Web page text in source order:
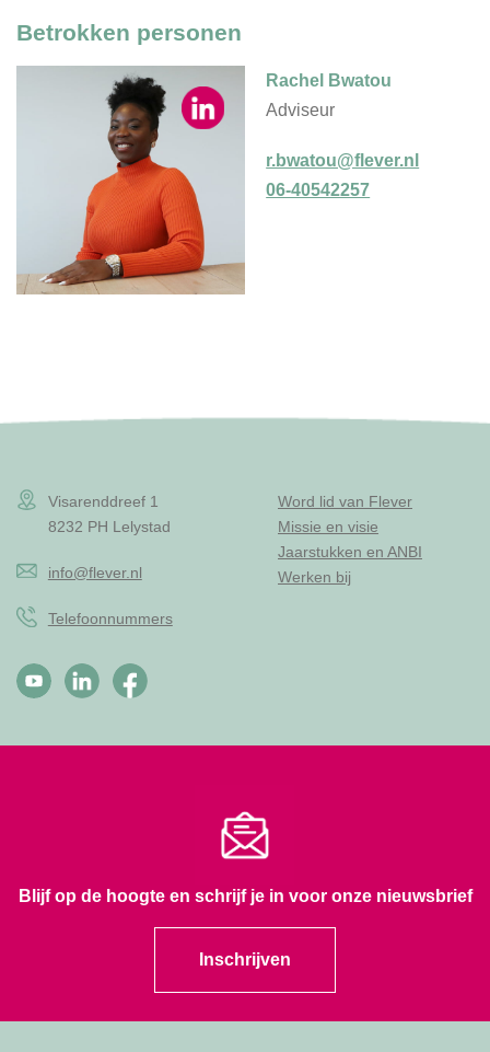
Betrokken personen
Rachel Bwatou
Adviseur
r.bwatou@flever.nl
06-40542257
Visarenddreef 1
8232 PH Lelystad
info@flever.nl
Telefoonnummers
Word lid van Flever
Missie en visie
Jaarstukken en ANBI
Werken bij
Blijf op de hoogte en schrijf je in voor onze nieuwsbrief
Inschrijven